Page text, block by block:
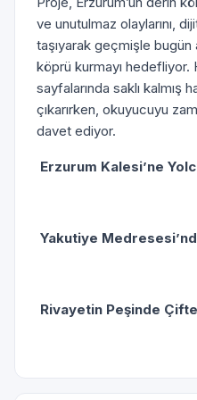
ve unutulmaz olaylarını,
taşıyarak geçmişle bugün
köprü kurmayı hedefliyor.
sayfalarında saklı kalmış
çıkarırken, okuyucuyu
davet ediyor.
Erzurum Kalesi’ne
Yakutiye
Rivayetin Peşinde